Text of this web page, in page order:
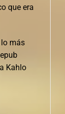
que era
más
Kahlo